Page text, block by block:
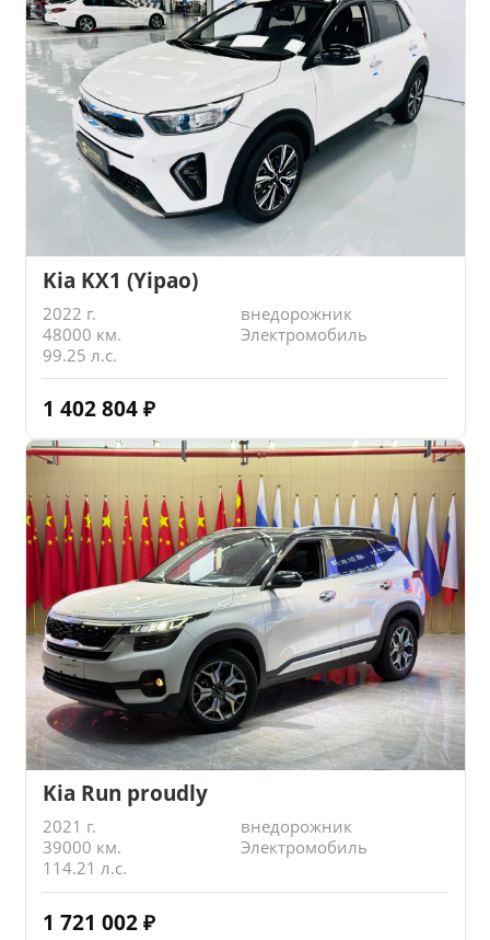
Kia KX1 (Yipao)
2022 г.
внедорожник
48000 км.
Электромобиль
99.25 л.с.
1 402 804 ₽
Kia Run proudly
2021 г.
внедорожник
39000 км.
Электромобиль
114.21 л.с.
1 721 002 ₽